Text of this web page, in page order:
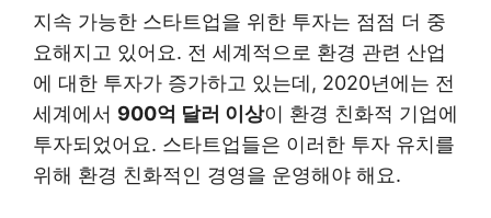
지속 가능한 스타트업을 위한 투자는 점점 더 중
요해지고 있어요. 전 세계적으로 환경 관련 산업
에 대한 투자가 증가하고 있는데, 2020년에는 전
세계에서 900억 달러 이상이 환경 친화적 기업에
투자되었어요. 스타트업들은 이러한 투자 유치를
위해 환경 친화적인 경영을 운영해야 해요.